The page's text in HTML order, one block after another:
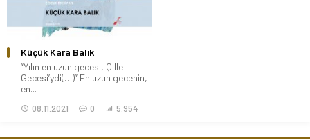
Küçük Kara Balık
“Yılın en uzun gecesi, Çille
Gecesi’ydi(…)” En uzun gecenin,
en...
08.11.2021 0 5.954